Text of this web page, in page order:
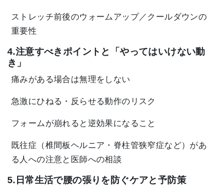
ストレッチ前後のウォームアップ／クールダウンの
重要性
4.注意すべきポイントと「やってはいけない動
き」
痛みがある場合は無理をしない
急激にひねる・反らせる動作のリスク
フォームが崩れると逆効果になること
既往症（椎間板ヘルニア・脊柱管狭窄症など）があ
る人への注意と医師への相談
5.日常生活で腰の張りを防ぐケアと予防策